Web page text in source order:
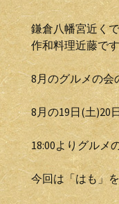
鎌倉八幡宮近く
作和料理近藤で
8月のグルメの会
8月の19日(土)20
18:00よりグルメ
今回は「はも」